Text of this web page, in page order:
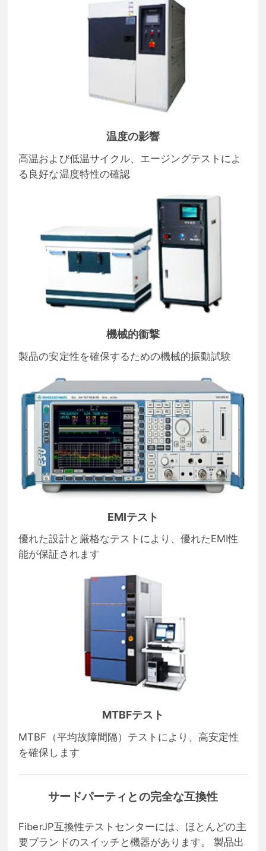
温度の影響
高温および低温サイクル、エージングテストによ
る良好な温度特性の確認
機械的衝撃
製品の安定性を確保するための機械的振動試験
EMIテスト
優れた設計と厳格なテストにより、優れたEMI性
能が保証されます
MTBFテスト
MTBF（平均故障間隔）テストにより、高安定性
を確保します
サードパーティとの完全な互換性
FiberJP互換性テストセンターには、ほとんどの主
要ブランドのスイッチと機器があります。 製品出